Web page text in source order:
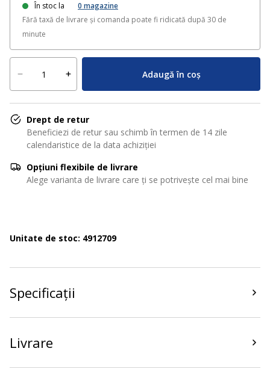
În stoc la 0 magazine
Fără taxă de livrare și comanda poate fi ridicată după 30 de
minute
Adaugă în coș
Drept de retur
Beneficiezi de retur sau schimb în termen de 14 zile
calendaristice de la data achiziției
Opțiuni flexibile de livrare
Alege varianta de livrare care ți se potrivește cel mai bine
Unitate de stoc: 4912709
Specificații
Livrare